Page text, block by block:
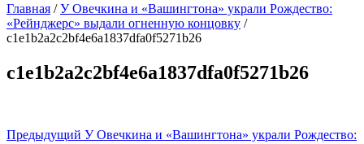
Главная /У Овечкина и «Вашингтона» украли Рождество:
«Рейнджерс» выдали огненную концовку /
c1e1b2a2c2bf4e6a1837dfa0f5271b26
c1e1b2a2c2bf4e6a1837dfa0f5271b26
Предыдущий У Овечкина и «Вашингтона» украли Рождество: